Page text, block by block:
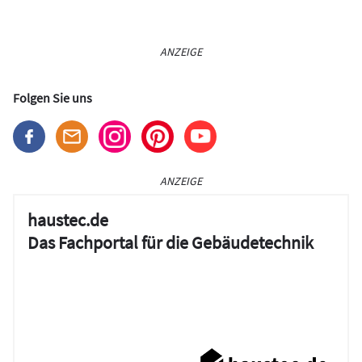
ANZEIGE
Folgen Sie uns
ANZEIGE
haustec.de
Das Fachportal für die Gebäudetechnik